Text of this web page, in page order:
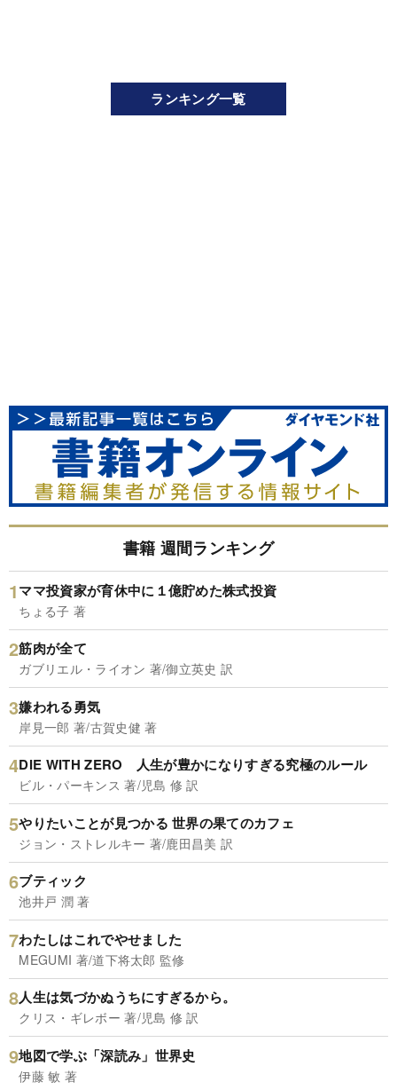
ランキング一覧
書籍 週間ランキング
ママ投資家が育休中に１億貯めた株式投資
ちょる子 著
筋肉が全て
ガブリエル・ライオン 著/御立英史 訳
嫌われる勇気
岸見一郎 著/古賀史健 著
DIE WITH ZERO 人生が豊かになりすぎる究極のルール
ビル・パーキンス 著/児島 修 訳
やりたいことが見つかる 世界の果てのカフェ
ジョン・ストレルキー 著/鹿田昌美 訳
ブティック
池井戸 潤 著
わたしはこれでやせました
MEGUMI 著/道下将太郎 監修
人生は気づかぬうちにすぎるから。
クリス・ギレボー 著/児島 修 訳
地図で学ぶ「深読み」世界史
伊藤 敏 著